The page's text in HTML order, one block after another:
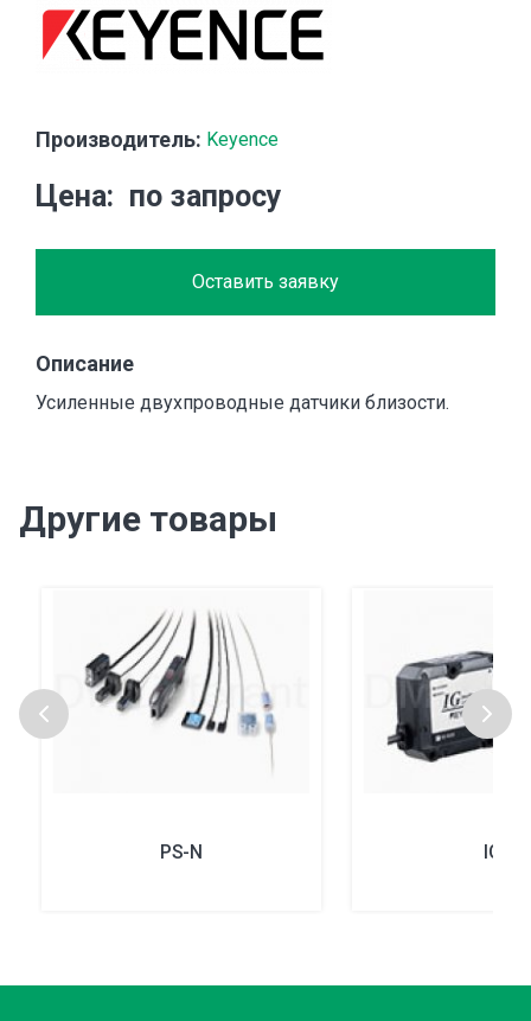
Производитель: Keyence
Цена по запросу
Оставить заявку
Описание
Усиленные двухпроводные датчики близости.
Другие товары
PS-N IG